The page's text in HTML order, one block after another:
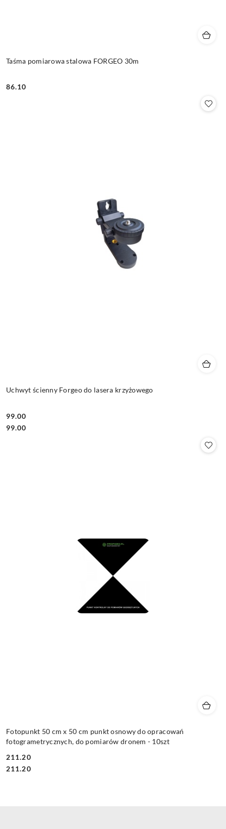
Taśma pomiarowa stalowa FORGEO 30m
Cena:
86.10
Uchwyt ścienny Forgeo do lasera krzyżowego
Cena:
99.00
Cena:
99.00
Fotopunkt 50 cm x 50 cm punkt osnowy do opracowań
fotogrametrycznych, do pomiarów dronem - 10szt
Cena:
211.20
Cena:
211.20